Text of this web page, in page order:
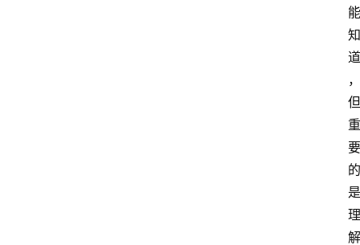
能
知
道
，
但
重
要
的
是
理
解